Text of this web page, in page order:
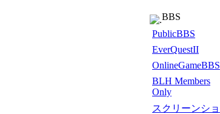
BBS
PublicBBS
EverQuestII
OnlineGameBBS
BLH Members
Only
スクリーンショ